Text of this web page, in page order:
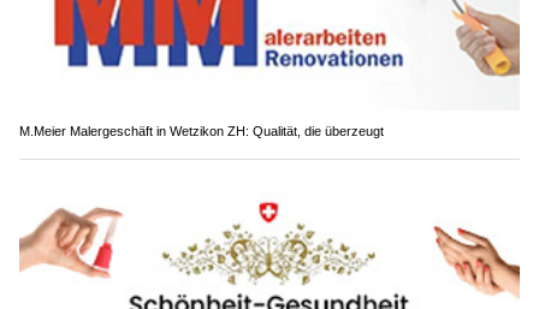
M.Meier Malergeschäft in Wetzikon ZH: Qualität, die überzeugt